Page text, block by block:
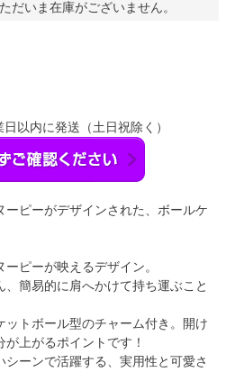
だいま在庫がございません。
以内に発送（土日祝除く）
ピーがデザインされた、ボールケ
ピーが映えるデザイン。
簡易的に肩へかけて持ち運ぶこと
ットボール型のチャーム付き。開け
上がるポイントです！
ーンで活躍する、実用性と可愛さ